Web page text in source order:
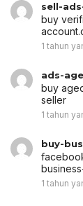
sell-
buy
1 tahun
ads-
buy
seller
1 tahun
buy-
1 tahun